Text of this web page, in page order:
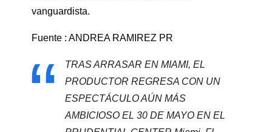
vanguardista.
Fuente : ANDREA RAMIREZ PR
TRAS ARRASAR EN MIAMI, EL
PRODUCTOR REGRESA CON UN
ESPECTÁCULO AÚN MÁS
AMBICIOSO EL 30 DE MAYO EN EL